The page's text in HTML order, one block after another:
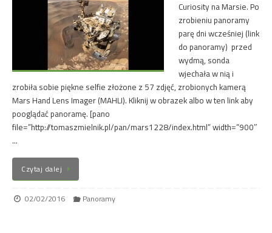
Curiosity na Marsie. Po
zrobieniu panoramy
parę dni wcześniej (link
do panoramy) przed
wydmą, sonda
wjechała w nią i
zrobiła sobie piękne selfie złożone z 57 zdjęć, zrobionych kamerą
Mars Hand Lens Imager (MAHLI). Kliknij w obrazek albo w ten link aby
pooglądać panoramę. [pano
file=”http://tomaszmielnik.pl/pan/mars1228/index.html” width=”900″
…
Czytaj dalej
02/02/2016 Panoramy